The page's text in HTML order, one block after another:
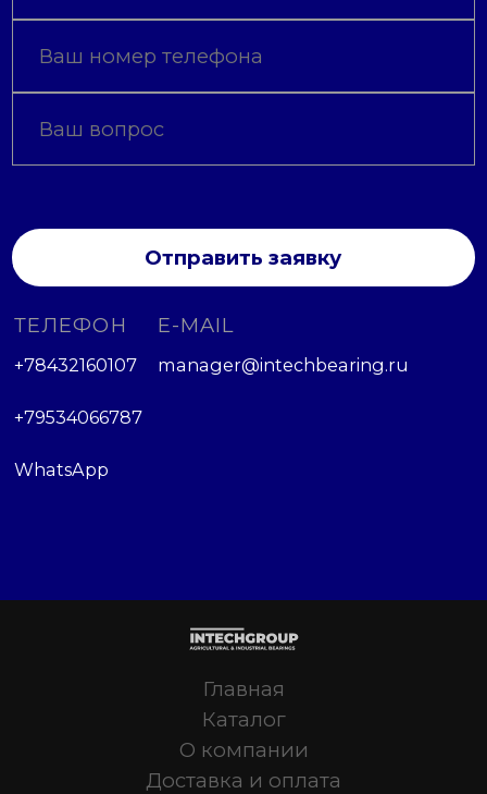
Отправить заявку
ТЕЛЕФОН
+78432160107
+79534066787
WhatsApp
E-MAIL
manager@intechbearing.ru
Главная
Каталог
О компании
Доставка и оплата